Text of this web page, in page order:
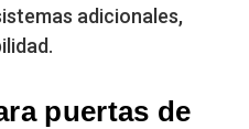
adicionales,
puertas de